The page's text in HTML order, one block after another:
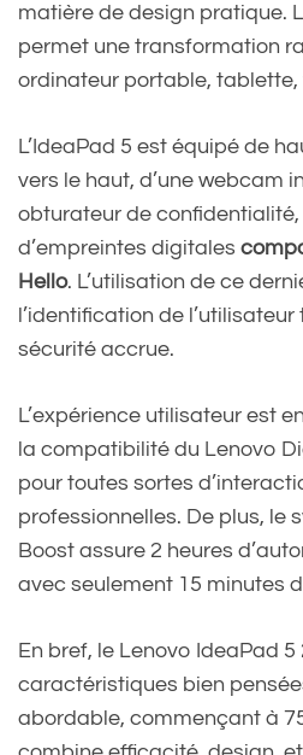
matière de design pratique.
permet une transformation
ordinateur portable, tablette,
L’IdeaPad 5 est équipé de
vers le haut, d’une webcam
obturateur de confidentialité,
d’empreintes digitales
Hello. L’utilisation de ce
l’identification de
sécurité accrue.
L’expérience utilisateur est
la compatibilité du Lenovo
pour toutes sortes
professionnelles. De plus, le
Boost assure 2 heures
avec seulement 15 minutes
En bref, le Lenovo IdeaPad
caractéristiques bien
abordable, commençant à